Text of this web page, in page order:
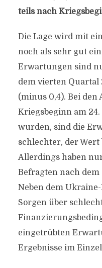
teils nach
Die Lage wird mit
noch als sehr gut
Erwartungen sind
dem vierten Quartal
(minus 0,4). Bei
Kriegsbeginn am
wurden, sind die
schlechter, der Wert
Allerdings haben
Befragten nach
Neben dem
Sorgen über
eingetrübten
Ergebnisse im